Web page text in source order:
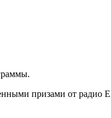
призами от радио